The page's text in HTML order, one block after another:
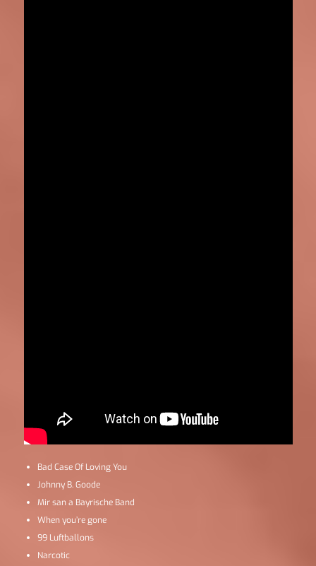
Bad Case Of Loving You
Johnny B. Goode
Mir san a Bayrische Band
When you’re gone
99 Luftballons
Narcotic